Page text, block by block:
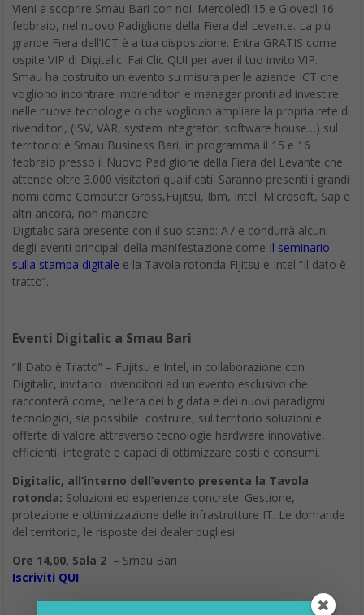
Vieni a scoprire Smau Bari con noi. Mercoledì 15 e Giovedì 16
febbraio, nel nuovo Padiglione della Fiera del Levante. La più
grande Fiera dell’ICT è a tua disposizione. Entra GRATIS come
ospite VIP di Digitalic. Fai Clic QUI per aver il tuo invito VIP.
Smau ha costruito un evento su misura per le aziende ICT che
vogliono incontrare imprenditori e manager pronti ad investire
nelle nuove tecnologie o che vogliono ampliare la propria rete di
rivenditori, (ISV, VAR, system integrator, software house…) sul
territorio: è Smau Business Bari, in programma il 15 e 16
febbraio presso il Nuovo Padiglione della Fiera del Levante che
attende oltre 3.000 visitatori qualificati. Saranno presenti i grandi
nomi come Computer Gross,Fujitsu, Ibm, Intel, Microsoft, Sap e
altri ancora, non mancare!
Digitalic sarà presente con il suo stand: A7 e condurrà alcuni
degli eventi principali della manifestazione come Il seminario
sulla stampa digitale e la Tavola rotonda Fijitsu e Intel “Il dato è
tratto”.
Eventi Digitalic a Smau Bari
“Il Dato è Tratto” – Fujitsu e Intel, in collaborazione con
Digitalic, invitano i rivenditori ad un evento esclusivo che
racconterà come, nell’era dei big data e dei nuovi paradigmi
tecnologici, sia possibile costruire, sul territorio soluzioni e
offerte di valore attraverso tecnologie hardware innovative,
efficienti, integrate e capaci di ottimizzare costi e consumi.
Digitalic, all’interno dell’evento presenta la Tavola
rotonda: Soluzioni ed esperienze concrete. Gestione,
protezione e ottimizzazione delle infrastrutture IT. Le domande
del territorio, le risposte dei dealer pugliesi.
Ore 14,00, Sala 2 – Smau Bari
Iscriviti QUI